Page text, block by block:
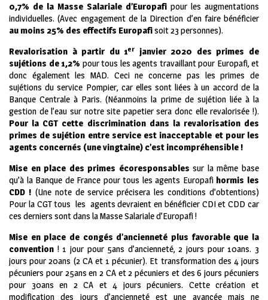
0,7% de la Masse Salariale d’Europafi pour les augmentations
individuelles. (Avec engagement de la Direction d’en faire bénéficier
au moins 25% des effectifs Europafisoit 23 personnes).
Revalorisation à partir du 1er
janvier 2020 des primes de
sujétions de 1,2% pour tous les agents travaillant pour Europafi, et
donc également les MAD. Ceci ne concerne pas les primes de
sujétions du service Pompier, car elles sont liées à un accord de la
Banque Centrale à Paris. (Néanmoins la prime de sujétion liée à la
gestion de l’eau sur notre site papetier sera donc elle revalorisée !).
Pour la CGT cette discrimination dans la revalorisation des
primes de sujétion entre service est inacceptable et pour les
agents concernés (une vingtaine) c’est incompréhensible !
Mise en place des primes écoresponsablessur la même base
qu’à la Banque de France pour tous les agents Europafi hormis les
CDD ! (Une note de service précisera les conditions d’obtentions)
Pour la CGT tous les agents devraient en bénéficier CDI et CDD car
ces derniers sont dans la Masse Salariale d’Europafi !
Mise en place de congés d’ancienneté plus favorable que la
convention ! 1 jour pour 5ans d’ancienneté, 2 jours pour 10ans. 3
jours pour 20ans (2 CA et 1 pécunier). Et transformation des 4 jours
pécuniers pour 25ans en 2 CA et 2 pécuniers et des 6 jours pécuniers
pour 30ans en 2 CA et 4 jours pécuniers. Cette création et
modification des jours d’ancienneté est une avancée mais ne